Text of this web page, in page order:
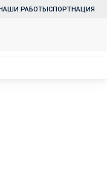
РАБОТЫСПОРТНАЦИЯ